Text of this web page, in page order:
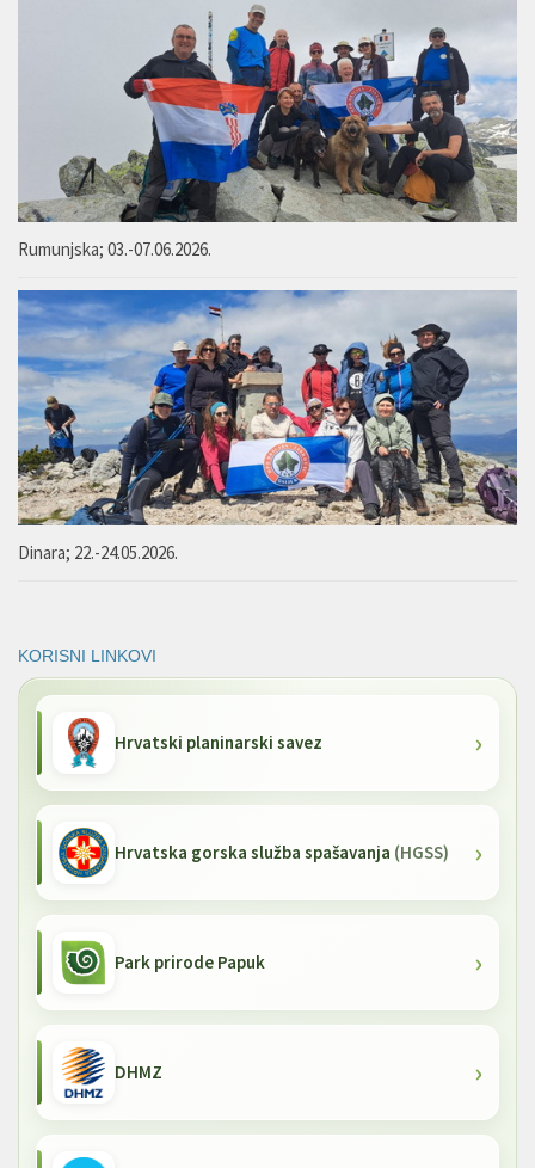
Rumunjska; 03.-07.06.2026.
Dinara; 22.-24.05.2026.
KORISNI LINKOVI
Hrvatski planinarski savez
Hrvatska gorska služba spašavanja (HGSS)
Park prirode Papuk
DHMZ